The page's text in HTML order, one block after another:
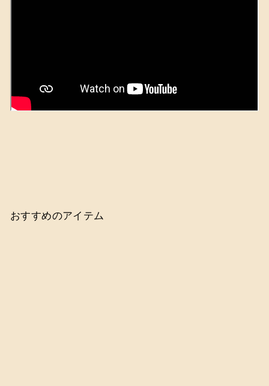
おすすめのアイテム